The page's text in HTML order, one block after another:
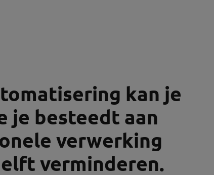
kan je
je besteedt aan
verwerking
verminderen.